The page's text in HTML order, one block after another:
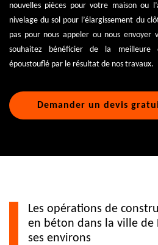
nouvelles pièces pour votre maison ou
nivelage du sol pour l’élargissement du
pas pour nous appeler ou nous envoyer
souhaitez bénéficier de la meilleure
époustouflé par le résultat de nos travaux.
Demander un devis
Les opérations de
en béton dans la ville de
ses environs